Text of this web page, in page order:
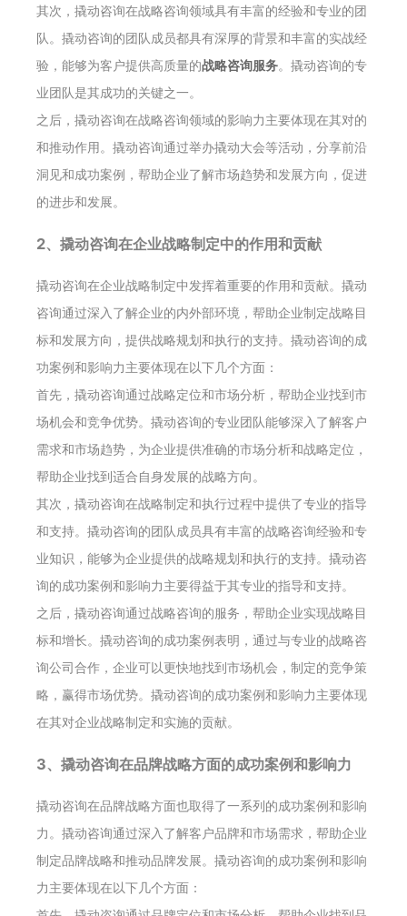
其次，撬动咨询在战略咨询领域具有丰富的经验和专业的团
队。撬动咨询的团队成员都具有深厚的背景和丰富的实战经
验，能够为客户提供高质量的战略咨询服务。撬动咨询的专
业团队是其成功的关键之一。
之后，撬动咨询在战略咨询领域的影响力主要体现在其对的
和推动作用。撬动咨询通过举办撬动大会等活动，分享前沿
洞见和成功案例，帮助企业了解市场趋势和发展方向，促进
的进步和发展。
2、撬动咨询在企业战略制定中的作用和贡献
撬动咨询在企业战略制定中发挥着重要的作用和贡献。撬动
咨询通过深入了解企业的内外部环境，帮助企业制定战略目
标和发展方向，提供战略规划和执行的支持。撬动咨询的成
功案例和影响力主要体现在以下几个方面：
首先，撬动咨询通过战略定位和市场分析，帮助企业找到市
场机会和竞争优势。撬动咨询的专业团队能够深入了解客户
需求和市场趋势，为企业提供准确的市场分析和战略定位，
帮助企业找到适合自身发展的战略方向。
其次，撬动咨询在战略制定和执行过程中提供了专业的指导
和支持。撬动咨询的团队成员具有丰富的战略咨询经验和专
业知识，能够为企业提供的战略规划和执行的支持。撬动咨
询的成功案例和影响力主要得益于其专业的指导和支持。
之后，撬动咨询通过战略咨询的服务，帮助企业实现战略目
标和增长。撬动咨询的成功案例表明，通过与专业的战略咨
询公司合作，企业可以更快地找到市场机会，制定的竞争策
略，赢得市场优势。撬动咨询的成功案例和影响力主要体现
在其对企业战略制定和实施的贡献。
3、撬动咨询在品牌战略方面的成功案例和影响力
撬动咨询在品牌战略方面也取得了一系列的成功案例和影响
力。撬动咨询通过深入了解客户品牌和市场需求，帮助企业
制定品牌战略和推动品牌发展。撬动咨询的成功案例和影响
力主要体现在以下几个方面：